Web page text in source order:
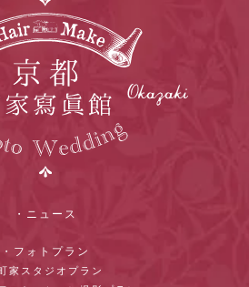
・ニュース
・フォトプラン
家スタジオプラン